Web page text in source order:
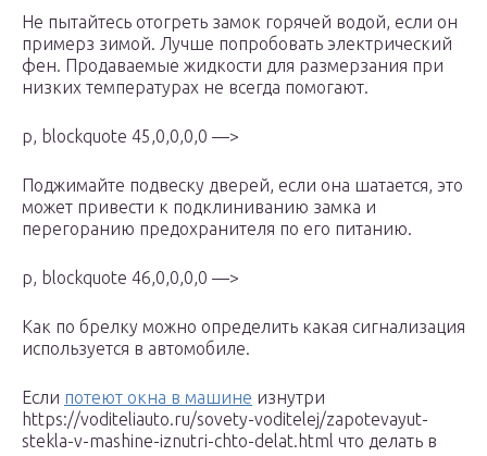
Не пытайтесь отогреть замок горячей водой, если он
примерз зимой. Лучше попробовать электрический
фен. Продаваемые жидкости для размерзания при
низких температурах не всегда помогают.
p, blockquote 45,0,0,0,0 —>
Поджимайте подвеску дверей, если она шатается, это
может привести к подклиниванию замка и
перегоранию предохранителя по его питанию.
p, blockquote 46,0,0,0,0 —>
Как по брелку можно определить какая сигнализация
используется в автомобиле.
Если потеют окна в машине изнутри
https://voditeliauto.ru/sovety-voditelej/zapotevayut-
stekla-v-mashine-iznutri-chto-delat.html что делать в